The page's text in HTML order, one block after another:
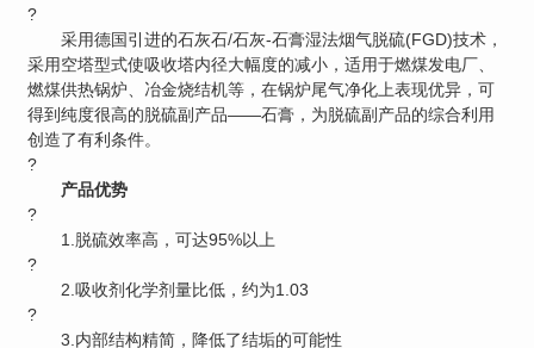
?
采用德国引进的石灰石/石灰-石膏湿法烟气脱硫(FGD)技术，
采用空塔型式使吸收塔内径大幅度的减小，适用于燃煤发电厂、
燃煤供热锅炉、冶金烧结机等，在锅炉尾气净化上表现优异，可
得到纯度很高的脱硫副产品——石膏，为脱硫副产品的综合利用
创造了有利条件。
?
产品优势
?
1.脱硫效率高，可达95%以上
?
2.吸收剂化学剂量比低，约为1.03
?
3.内部结构精简，降低了结垢的可能性